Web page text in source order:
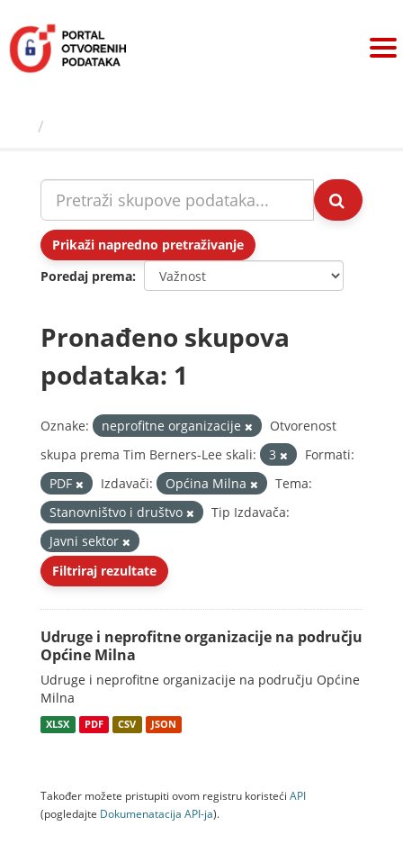
sadržaj
Prikaži napredno pretraživanje
Poredaj prema
Pronađeno skupova
podataka: 1
Oznake: neprofitne organizacije
Otvorenost
skupa prema Tim Berners-Lee skali:
3
Formati:
PDF
Izdavači: Općina Milna
Tema:
Stanovništvo i društvo
Tip Izdavača:
Javni sektor
Filtriraj rezultate
Udruge i neprofitne organizacije na području
Općine Milna
Udruge i neprofitne organizacije na području Općine
Milna
XLSX PDF CSV JSON
Također možete pristupiti ovom registru koristeći API
(pogledajte Dokumenаtаcijа API-jа).